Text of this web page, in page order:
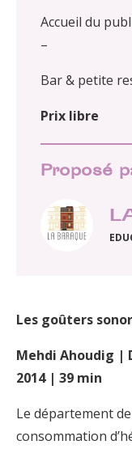
Accueil du
–
Bar & petite
Prix libre
Proposé
Les goûters
Mehdi Ahoudig |
2014 | 39 min
Le département
consommation